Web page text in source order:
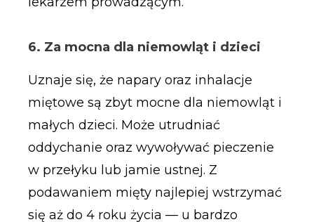
6. Za mocna dla niemowląt i dzieci
Uznaje się, że napary oraz inhalacje
miętowe są zbyt mocne dla niemowląt i
małych dzieci. Może utrudniać
oddychanie oraz wywoływać pieczenie
w przełyku lub jamie ustnej. Z
podawaniem mięty najlepiej wstrzymać
się aż do 4 roku życia — u bardzo